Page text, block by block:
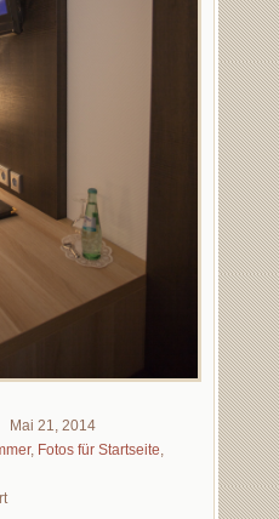
Mai 21, 2014
, Fotos für Startseite